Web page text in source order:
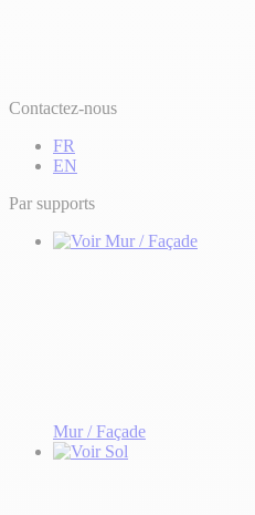
Contactez-nous
FR
EN
Par supports
Mur / Façade